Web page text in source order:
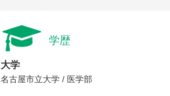
学歴
大学
名古屋市立大学 / 医学部